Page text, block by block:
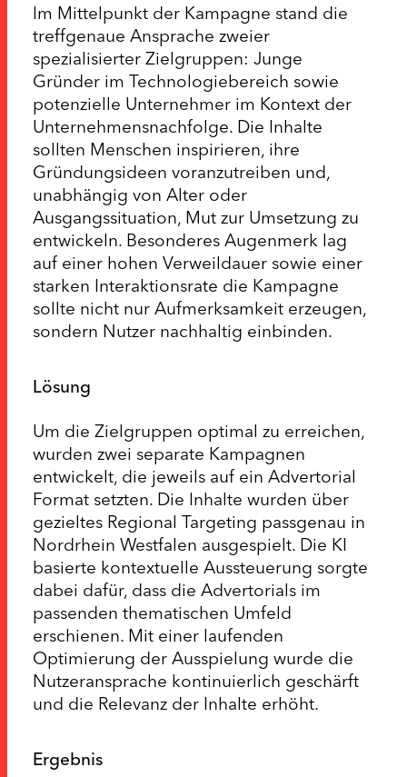
Im Mittelpunkt der Kampagne stand die
treffgenaue Ansprache zweier
spezialisierter Zielgruppen: Junge
Gründer im Technologiebereich sowie
potenzielle Unternehmer im Kontext der
Unternehmensnachfolge. Die Inhalte
sollten Menschen inspirieren, ihre
Gründungsideen voranzutreiben und,
unabhängig von Alter oder
Ausgangssituation, Mut zur Umsetzung zu
entwickeln. Besonderes Augenmerk lag
auf einer hohen Verweildauer sowie einer
starken Interaktionsrate die Kampagne
sollte nicht nur Aufmerksamkeit erzeugen,
sondern Nutzer nachhaltig einbinden.
Lösung
Um die Zielgruppen optimal zu erreichen,
wurden zwei separate Kampagnen
entwickelt, die jeweils auf ein Advertorial
Format setzten. Die Inhalte wurden über
gezieltes Regional Targeting passgenau in
Nordrhein Westfalen ausgespielt. Die KI
basierte kontextuelle Aussteuerung sorgte
dabei dafür, dass die Advertorials im
passenden thematischen Umfeld
erschienen. Mit einer laufenden
Optimierung der Ausspielung wurde die
Nutzeransprache kontinuierlich geschärft
und die Relevanz der Inhalte erhöht.
Ergebnis